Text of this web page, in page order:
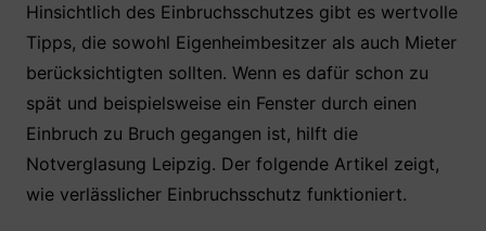
Hinsichtlich des Einbruchsschutzes gibt es wertvolle
Tipps, die sowohl Eigenheimbesitzer als auch Mieter
berücksichtigten sollten. Wenn es dafür schon zu
spät und beispielsweise ein Fenster durch einen
Einbruch zu Bruch gegangen ist, hilft die
Notverglasung Leipzig. Der folgende Artikel zeigt,
wie verlässlicher Einbruchsschutz funktioniert.